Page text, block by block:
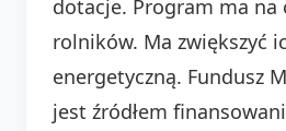
dotacje. Program ma na
rolników. Ma zwiększyć
energetyczną. Fundusz
jest źródłem